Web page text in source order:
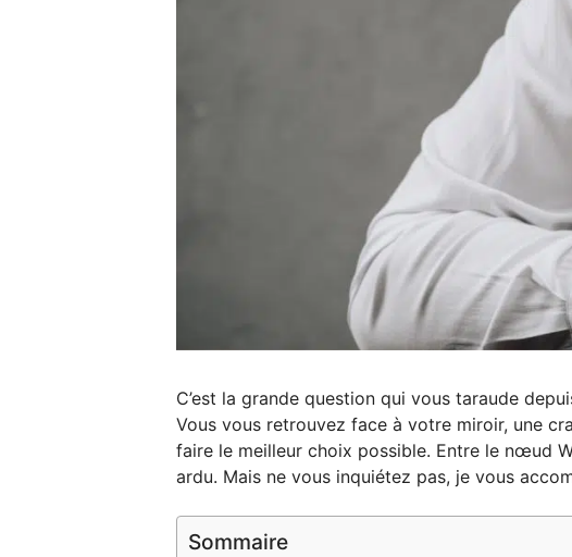
C’est la grande question qui vous taraude
Vous vous retrouvez face à votre miroir, une
faire le meilleur choix possible. Entre le nœud
ardu. Mais ne vous inquiétez pas, je vous
Sommaire